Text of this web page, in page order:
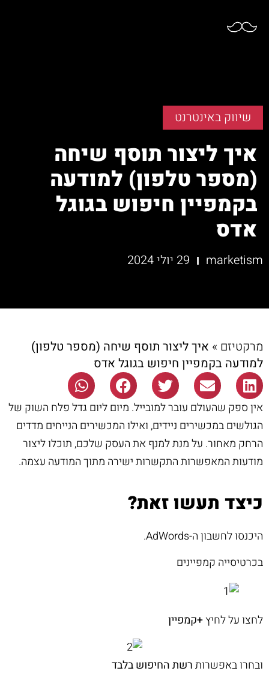
שיווק באינטרנט
איך ליצור תוסף שיחה
(מספר טלפון) למודעה
בקמפיין חיפוש בגוגל
אדס
marketism 29 יולי 2024
מרקטיזם » איך ליצור תוסף שיחה (מספר טלפון)
למודעה בקמפיין חיפוש בגוגל אדס
אין ספק שהעולם עובר למובייל. מיום ליום גדל פלח השוק של
הגולשים במכשירים ניידים, ואילו המכשירים הנייחים מדדים
הרחק מאחור. על מנת למנף את העסק שלכם, תוכלו ליצור
מודעות המאפשרות התקשרות ישירה מתוך המודעה עצמה.
כיצד תעשו זאת?
היכנסו לחשבון ה-AdWords.
בכרטיסייה קמפיינים
לחצו על לחיץ+קמפיין
ובחרו באפשרותרשת החיפוש בלבד